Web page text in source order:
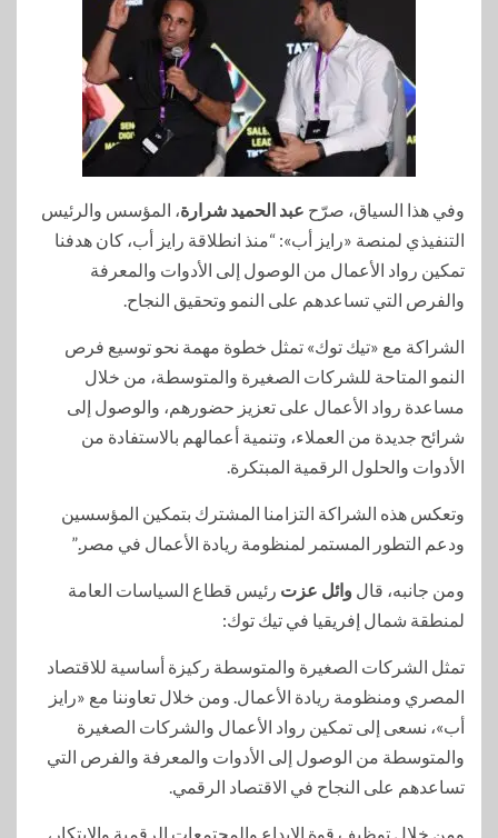
وفي هذا السياق، صرّح عبد الحميد شرارة، المؤسس والرئيس
التنفيذي لمنصة «رايز أب»: “منذ انطلاقة رايز أب، كان هدفنا
تمكين رواد الأعمال من الوصول إلى الأدوات والمعرفة
والفرص التي تساعدهم على النمو وتحقيق النجاح.
الشراكة مع «تيك توك» تمثل خطوة مهمة نحو توسيع فرص
النمو المتاحة للشركات الصغيرة والمتوسطة، من خلال
مساعدة رواد الأعمال على تعزيز حضورهم، والوصول إلى
شرائح جديدة من العملاء، وتنمية أعمالهم بالاستفادة من
الأدوات والحلول الرقمية المبتكرة.
وتعكس هذه الشراكة التزامنا المشترك بتمكين المؤسسين
ودعم التطور المستمر لمنظومة ريادة الأعمال في مصر.”
ومن جانبه، قال وائل عزت رئيس قطاع السياسات العامة
لمنطقة شمال إفريقيا في تيك توك:
تمثل الشركات الصغيرة والمتوسطة ركيزة أساسية للاقتصاد
المصري ومنظومة ريادة الأعمال. ومن خلال تعاوننا مع «رايز
أب»، نسعى إلى تمكين رواد الأعمال والشركات الصغيرة
والمتوسطة من الوصول إلى الأدوات والمعرفة والفرص التي
تساعدهم على النجاح في الاقتصاد الرقمي.
ومن خلال توظيف قوة الإبداع والمجتمعات الرقمية والابتكار،